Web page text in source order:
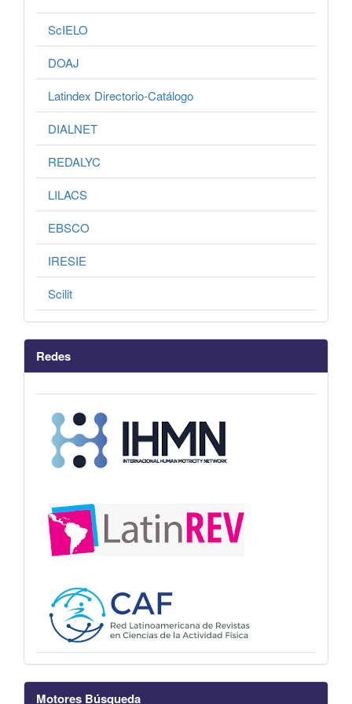
ScIELO
DOAJ
Latindex Directorio-Catálogo
DIALNET
REDALYC
LILACS
EBSCO
IRESIE
Scilit
Redes
Motores Búsqueda